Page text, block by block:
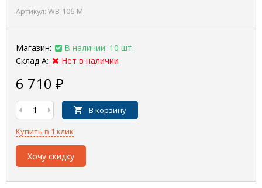
Артикул: WB-106-M
Магазин:
В наличии: 10 шт.
Склад А:
Нет в наличии
6 710 ₽
В корзину
Купить в 1 клик
Хочу скидку